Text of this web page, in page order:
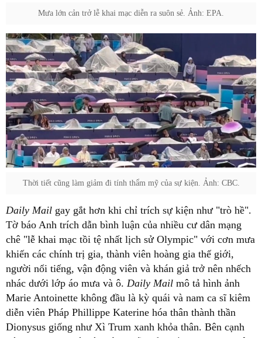
Mưa lớn cản trở lễ khai mạc diễn ra suôn sẻ. Ảnh: EPA.
Thời tiết cũng làm giảm đi tính thẩm mỹ của sự kiện. Ảnh: CBC.
Daily Mail gay gắt hơn khi chỉ trích sự kiện như "trò hề".
Tờ báo Anh trích dẫn bình luận của nhiều cư dân mạng
chê "lễ khai mạc tồi tệ nhất lịch sử Olympic" với cơn mưa
khiến các chính trị gia, thành viên hoàng gia thế giới,
người nổi tiếng, vận động viên và khán giả trở nên nhếch
nhác dưới lớp áo mưa và ô. Daily Mail mô tả hình ảnh
Marie Antoinette không đầu là kỳ quái và nam ca sĩ kiêm
diễn viên Pháp Phillippe Katerine hóa thân thành thần
Dionysus giống như Xì Trum xanh khỏa thân. Bên cạnh